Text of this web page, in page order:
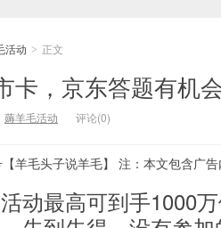
活动 > 正文
卡，京东答题有机
薅羊毛活动 评论(0)
羊毛头子说羊毛】 注：本文包含广
动最高可到手1000